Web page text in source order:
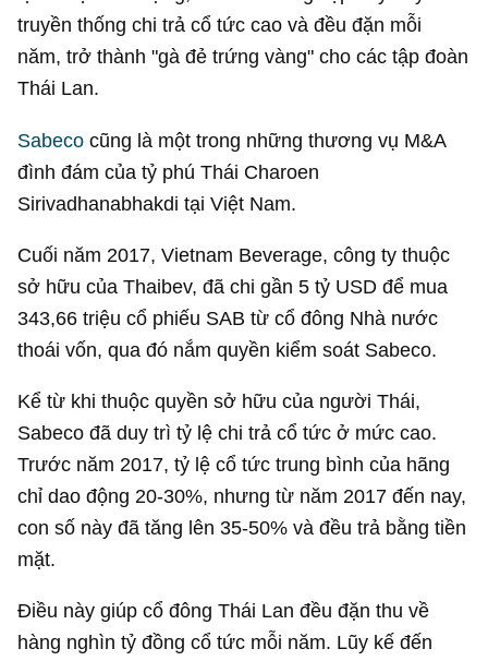
truyền thống chi trả cổ tức cao và đều đặn mỗi
năm, trở thành "gà đẻ trứng vàng" cho các tập đoàn
Thái Lan.
Sabeco cũng là một trong những thương vụ M&A
đình đám của tỷ phú Thái Charoen
Sirivadhanabhakdi tại Việt Nam.
Cuối năm 2017, Vietnam Beverage, công ty thuộc
sở hữu của Thaibev, đã chi gần5 tỷ USD để mua
343,66 triệu cổ phiếu SAB từ cổ đông Nhà nước
thoái vốn, qua đó nắm quyền kiểm soát Sabeco.
Kể từ khi thuộc quyền sở hữu của người Thái,
Sabeco đã duy trì tỷ lệ chi trả cổ tức ở mức cao.
Trước năm 2017, tỷ lệ cổ tức trung bình của hãng
chỉ dao động 20-30%, nhưng từ năm 2017 đến nay,
con số này đã tăng lên 35-50% và đều trả bằng tiền
mặt.
Điều này giúp cổ đông Thái Lan đều đặn thu về
hàng nghìn tỷ đồng cổ tức mỗi năm. Lũy kế đến